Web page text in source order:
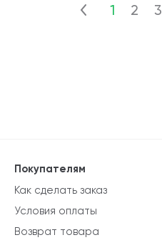
1 2 3
Покупателям
Как сделать заказ
Условия оплаты
Возврат товара